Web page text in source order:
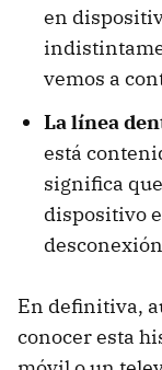
en
vemos a
La línea
está
significa
dispositivo
En definitiva,
conocer esta